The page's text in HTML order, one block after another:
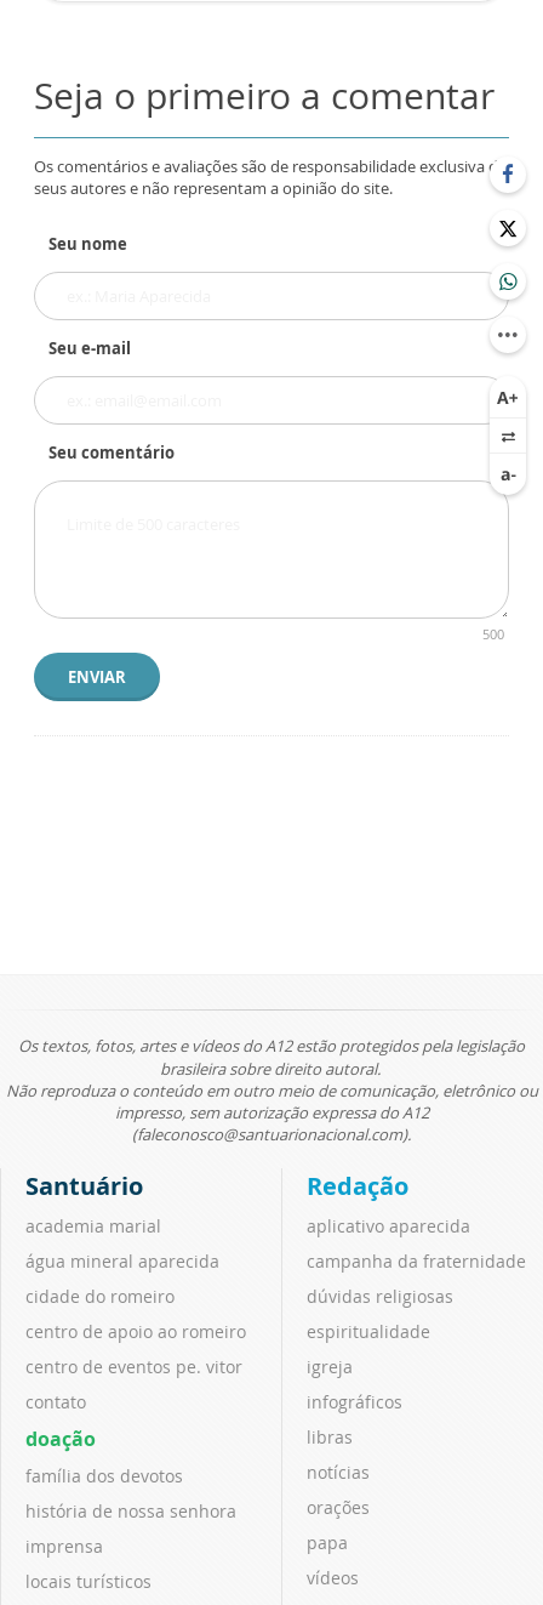
Seja o primeiro a comentar
Os comentários e avaliações são de responsabilidade exclusiva de
seus autores e não representam a opinião do site.
Seu nome
Seu e-mail
Seu comentário
500
ENVIAR
Os textos, fotos, artes e vídeos do A12 estão protegidos pela legislação
brasileira sobre direito autoral.
Não reproduza o conteúdo em outro meio de comunicação, eletrônico ou
impresso, sem autorização expressa do A12
(faleconosco@santuarionacional.com).
Santuário
academia marial
água mineral aparecida
cidade do romeiro
centro de apoio ao romeiro
centro de eventos pe. vitor
contato
doação
família dos devotos
história de nossa senhora
imprensa
locais turísticos
Redação
aplicativo aparecida
campanha da fraternidade
dúvidas religiosas
espiritualidade
igreja
infográficos
libras
notícias
orações
papa
vídeos